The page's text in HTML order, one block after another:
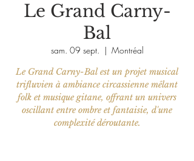
Le Grand Carny-
Bal
sam. 09 sept.
  |
Montréal
Le Grand Carny-Bal est un projet musical
trifluvien à ambiance circassienne mêlant
folk et musique gitane, offrant un univers
oscillant entre ombre et fantaisie, d'une
complexité déroutante.